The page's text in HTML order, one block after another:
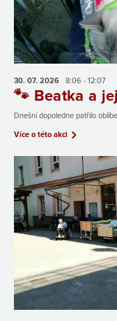
30. 07. 2026 8:06 - 12:07
🐾 Beatka a
Dnešní dopoledne patřilo
Více o této akci